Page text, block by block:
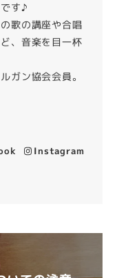
す♪
歌の講座や合唱
、音楽を目一杯
ガン協会会員。
Instagram